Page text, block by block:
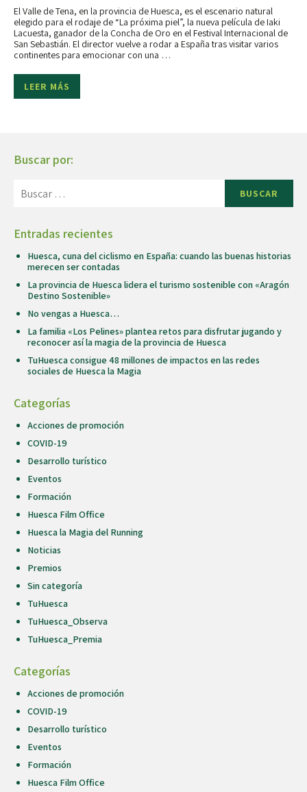
El Valle de Tena, en la provincia de Huesca, es el escenario natural
elegido para el rodaje de “La próxima piel”, la nueva película de Iaki
Lacuesta, ganador de la Concha de Oro en el Festival Internacional de
San Sebastián. El director vuelve a rodar a España tras visitar varios
continentes para emocionar con una …
LEER MÁS
Buscar por:
BUSCAR
Entradas recientes
Huesca, cuna del ciclismo en España: cuando las buenas historias
merecen ser contadas
La provincia de Huesca lidera el turismo sostenible con «Aragón
Destino Sostenible»
No vengas a Huesca…
La familia «Los Pelines» plantea retos para disfrutar jugando y
reconocer así la magia de la provincia de Huesca
TuHuesca consigue 48 millones de impactos en las redes
sociales de Huesca la Magia
Categorías
Acciones de promoción
COVID-19
Desarrollo turístico
Eventos
Formación
Huesca Film Office
Huesca la Magia del Running
Noticias
Premios
Sin categoría
TuHuesca
TuHuesca_Observa
TuHuesca_Premia
Categorías
Acciones de promoción
COVID-19
Desarrollo turístico
Eventos
Formación
Huesca Film Office